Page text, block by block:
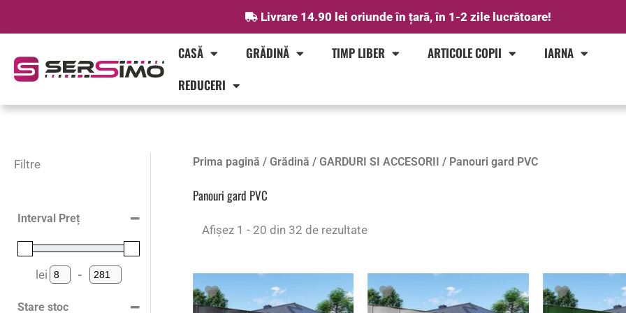
Livrare 14.90 lei oriunde în țară, în 1-2 zile lucrătoare!
CASĂ GRĂDINĂ TIMP LIBER ARTICOLE COPII
IARNA
REDUCERI
Filtre
Interval Preț
lei
Preț minim
-
Preț maxim
Stare stoc
Prima pagină / Grădină / GARDURI SI ACCESORII / Panouri gard PVC
Panouri gard PVC
Afișez 1 - 20 din 32 de rezultate
Sortat
după